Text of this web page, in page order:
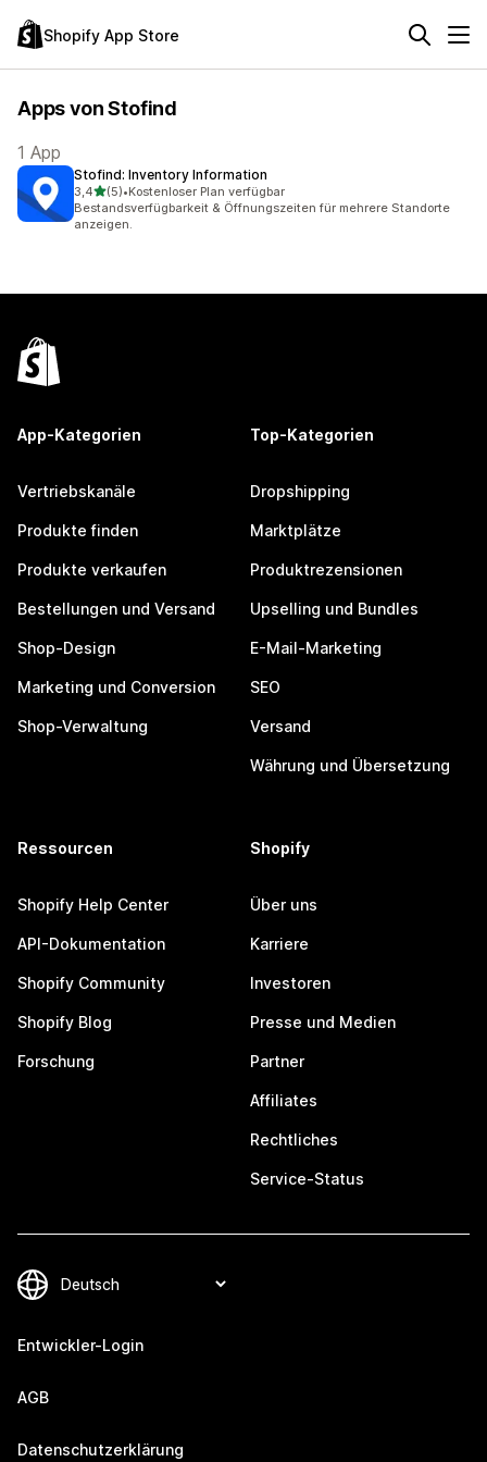
Shopify App Store
Apps von Stofind
1 App
Stofind: Inventory Information
3,4von 5 Sternen
(5)
5 Rezensionen insgesamt
•Kostenloser Plan verfügbar
Bestandsverfügbarkeit & Öffnungszeiten für mehrere Standorte
anzeigen.
App-Kategorien
Vertriebskanäle
Produkte finden
Produkte verkaufen
Bestellungen und Versand
Shop-Design
Marketing und Conversion
Shop-Verwaltung
Top-Kategorien
Dropshipping
Marktplätze
Produktrezensionen
Upselling und Bundles
E-Mail-Marketing
SEO
Versand
Währung und Übersetzung
Ressourcen
Shopify Help Center
API-Dokumentation
Shopify Community
Shopify Blog
Forschung
Shopify
Über uns
Karriere
Investoren
Presse und Medien
Partner
Affiliates
Rechtliches
Service-Status
Entwickler-Login
AGB
Datenschutzerklärung